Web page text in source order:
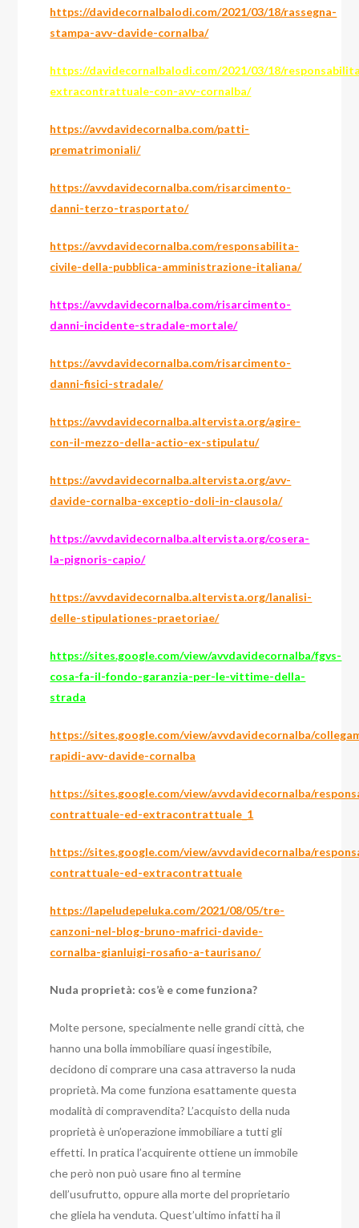
https://davidecornalbalodi.com/2021/03/18/rassegna-
stampa-avv-davide-cornalba/
https://davidecornalbalodi.com/2021/03/18/
extracontrattuale-con-avv-cornalba/
https://avvdavidecornalba.com/patti-
prematrimoniali/
https://avvdavidecornalba.com/risarcimento-
danni-terzo-trasportato/
https://avvdavidecornalba.com/responsabilita-
civile-della-pubblica-amministrazione-italiana/
https://avvdavidecornalba.com/risarcimento-
danni-incidente-stradale-mortale/
https://avvdavidecornalba.com/risarcimento-
danni-fisici-stradale/
https://avvdavidecornalba.altervista.org/agire-
con-il-mezzo-della-actio-ex-stipulatu/
https://avvdavidecornalba.altervista.org/avv-
davide-cornalba-exceptio-doli-in-clausola/
https://avvdavidecornalba.altervista.org/cosera-
la-pignoris-capio/
https://avvdavidecornalba.altervista.org/lanalisi-
delle-stipulationes-praetoriae/
https://sites.google.com/view/avvdavidecornalba/fgvs-
cosa-fa-il-fondo-garanzia-per-le-vittime-della-
strada
https://sites.google.com/view/avvdavidecornalba/
rapidi-avv-davide-cornalba
https://sites.google.com/view/avvdavidecornalba/
contrattuale-ed-extracontrattuale_1
https://sites.google.com/view/avvdavidecornalba/
contrattuale-ed-extracontrattuale
https://lapeludepeluka.com/2021/08/05/tre-
canzoni-nel-blog-bruno-mafrici-davide-
cornalba-gianluigi-rosafio-a-taurisano/
Nuda proprietà: cos’è e come funziona?
Molte persone, specialmente nelle grandi città, che
hanno una bolla immobiliare quasi ingestibile,
decidono di comprare una casa attraverso la nuda
proprietà. Ma come funziona esattamente questa
modalità di compravendita?L’acquisto della nuda
proprietà è un’operazione immobiliare a tutti gli
effetti. In pratica l’acquirente ottiene un immobile
che però non può usare fino al termine
dell’usufrutto, oppure alla morte del proprietario
che gliela ha venduta. Quest’ultimo infatti ha il